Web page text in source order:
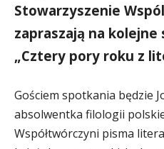
Stowarzyszenie
zapraszają na
„Cztery pory roku z
Gościem spotkania będzie
absolwentka filologii
Współtwórczyni pisma